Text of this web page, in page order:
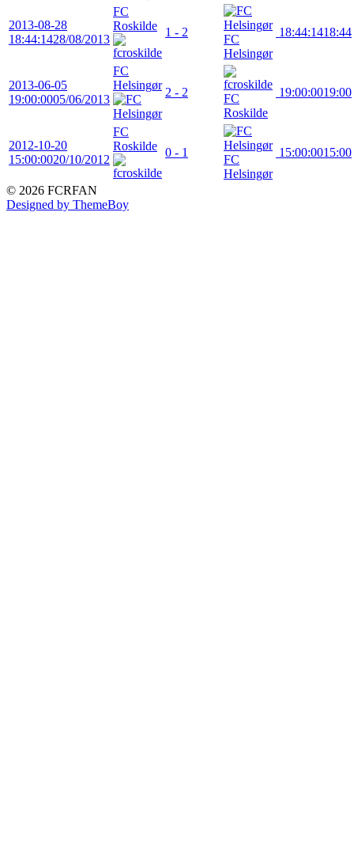
2013-08-28
18:44:1428/08/2013
FC
Roskilde
1 - 2
FC
Helsingør
18:44:1418:44
2013-06-05
19:00:0005/06/2013
FC
Helsingør
2 - 2
FC
Roskilde
19:00:0019:00
2012-10-20
15:00:0020/10/2012
FC
Roskilde 0 - 1
FC
Helsingør
15:00:0015:00
© 2026 FCRFAN
Designed by ThemeBoy